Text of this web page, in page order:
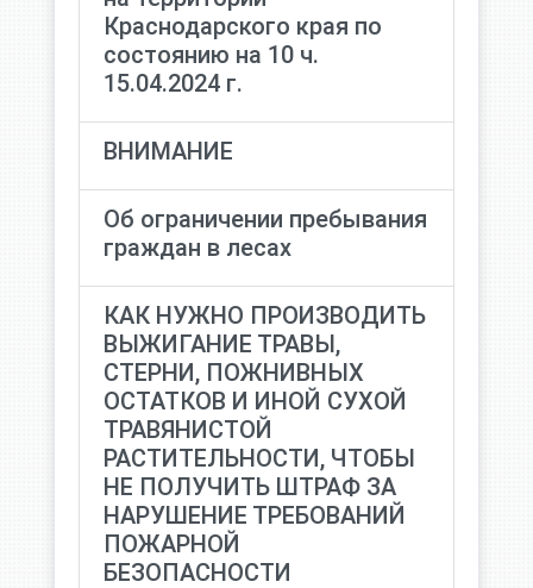
Краснодарского края по
состоянию на 10 ч.
15.04.2024 г.
ВНИМАНИЕ
Об ограничении пребывания
граждан в лесах
КАК НУЖНО ПРОИЗВОДИТЬ
ВЫЖИГАНИЕ ТРАВЫ,
СТЕРНИ, ПОЖНИВНЫХ
ОСТАТКОВ И ИНОЙ СУХОЙ
ТРАВЯНИСТОЙ
РАСТИТЕЛЬНОСТИ, ЧТОБЫ
НЕ ПОЛУЧИТЬ ШТРАФ ЗА
НАРУШЕНИЕ ТРЕБОВАНИЙ
ПОЖАРНОЙ
БЕЗОПАСНОСТИ